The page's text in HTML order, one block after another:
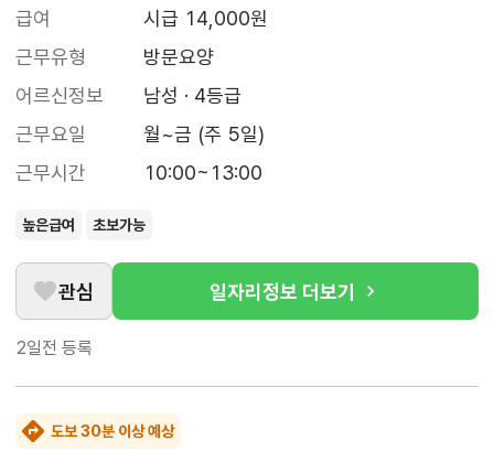
급여
시급 14,000원
근무유형
방문요양
어르신정보
남성 · 4등급
근무요일
월~금 (주 5일)
근무시간
10:00~13:00
높은급여 초보가능
관심 일자리정보 더보기
2일전 등록
도보 30분 이상 예상